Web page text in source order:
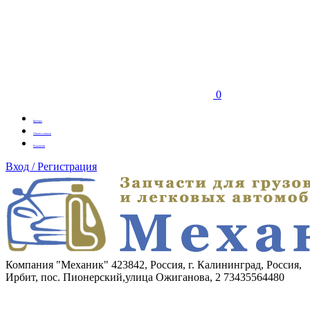
0
Бренды
Оплата заказа
Вакансии
Вход / Регистрация
Компания "Механик" 423842, Россия, г. Калининград, Россия,
Ирбит, пос. Пионерский,улица Ожиганова, 2 73435564480